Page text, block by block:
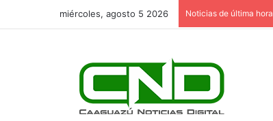
miércoles, agosto 5 2026 Noticias de última hora